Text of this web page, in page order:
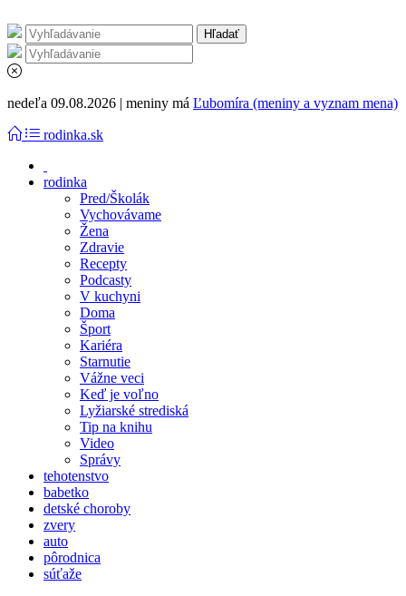
nedeľa 09.08.2026 | meniny má Ľubomíra (meniny a vyznam mena)
rodinka.sk
rodinka
Pred/Školák
Vychovávame
Žena
Zdravie
Recepty
Podcasty
V kuchyni
Doma
Šport
Kariéra
Starnutie
Vážne veci
Keď je voľno
Lyžiarské strediská
Tip na knihu
Video
Správy
tehotenstvo
babetko
detské choroby
zvery
auto
pôrodnica
súťaže